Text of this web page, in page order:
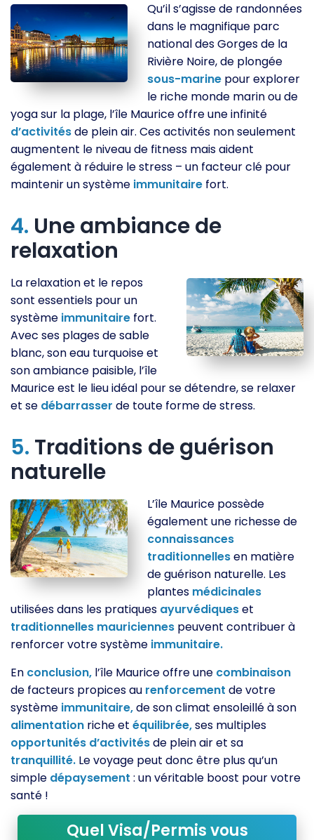
Qu’il s’agisse de randonnées
dans le magnifique parc
national des Gorges de la
Rivière Noire, de plongée
sous-marine pour explorer
le riche monde marin ou de
yoga sur la plage, l’île Maurice offre une infinité
d’activitésde plein air. Ces activités non seulement
augmentent le niveau de fitness mais aident
également à réduire le stress – un facteur clé pour
maintenir un système immunitaire fort.
4. Une ambiance de
relaxation
La relaxation et le repos
sont essentiels pour un
système immunitaire fort.
Avec ses plages de sable
blanc, son eau turquoise et
son ambiance paisible, l’île
Maurice est le lieu idéal pour se détendre, se relaxer
et se débarrasser de toute forme de stress.
5. Traditions de guérison
naturelle
L’île Maurice possède
également une richesse de
connaissances
traditionnellesen matière
de guérison naturelle. Les
plantes médicinales
utilisées dans les pratiques ayurvédiqueset
traditionnelles mauriciennes peuvent contribuer à
renforcer votre système immunitaire.
En conclusion, l’île Maurice offre une combinaison
de facteurs propices au renforcement de votre
système immunitaire,de son climat ensoleillé à son
alimentation riche et équilibrée,ses multiples
opportunités d’activitésde plein air et sa
tranquillité. Le voyage peut donc être plus qu’un
simple dépaysement : un véritable boost pour votre
santé !
Quel Visa/Permis vous